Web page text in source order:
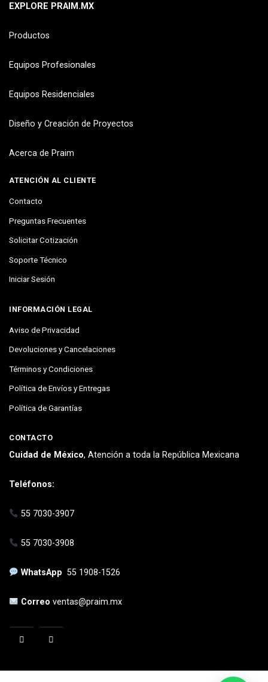
EXPLORE PRAIM.MX
Productos
Equipos Profesionales
Equipos Residenciales
Diseño y Creación de Proyectos
Acerca de Praim
ATENCIÓN AL CLIENTE
Contacto
Preguntas Frecuentes
Solicitar Cotización
Soporte Técnico
Iniciar Sesión
INFORMACIÓN LEGAL
Aviso de Privacidad
Devoluciones y Cancelaciones
Términos y Condiciones
Política de Envíos y Entregas
Política de Garantías
CONTACTO
Cuidad de México, Atención a toda la República Mexicana
Teléfonos:
55 7030-3907
55 7030-3908
WhatsApp55 1908-1526
Correoventas@praim.mx